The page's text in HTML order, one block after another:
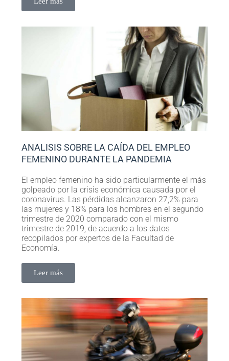
ANALISIS SOBRE LA CAÍDA DEL EMPLEO
FEMENINO DURANTE LA PANDEMIA
El empleo femenino ha sido particularmente el más
golpeado por la crisis económica causada por el
coronavirus. Las pérdidas alcanzaron 27,2% para
las mujeres y 18% para los hombres en el segundo
trimestre de 2020 comparado con el mismo
trimestre de 2019, de acuerdo a los datos
recopilados por expertos de la Facultad de
Economía.
Leer más